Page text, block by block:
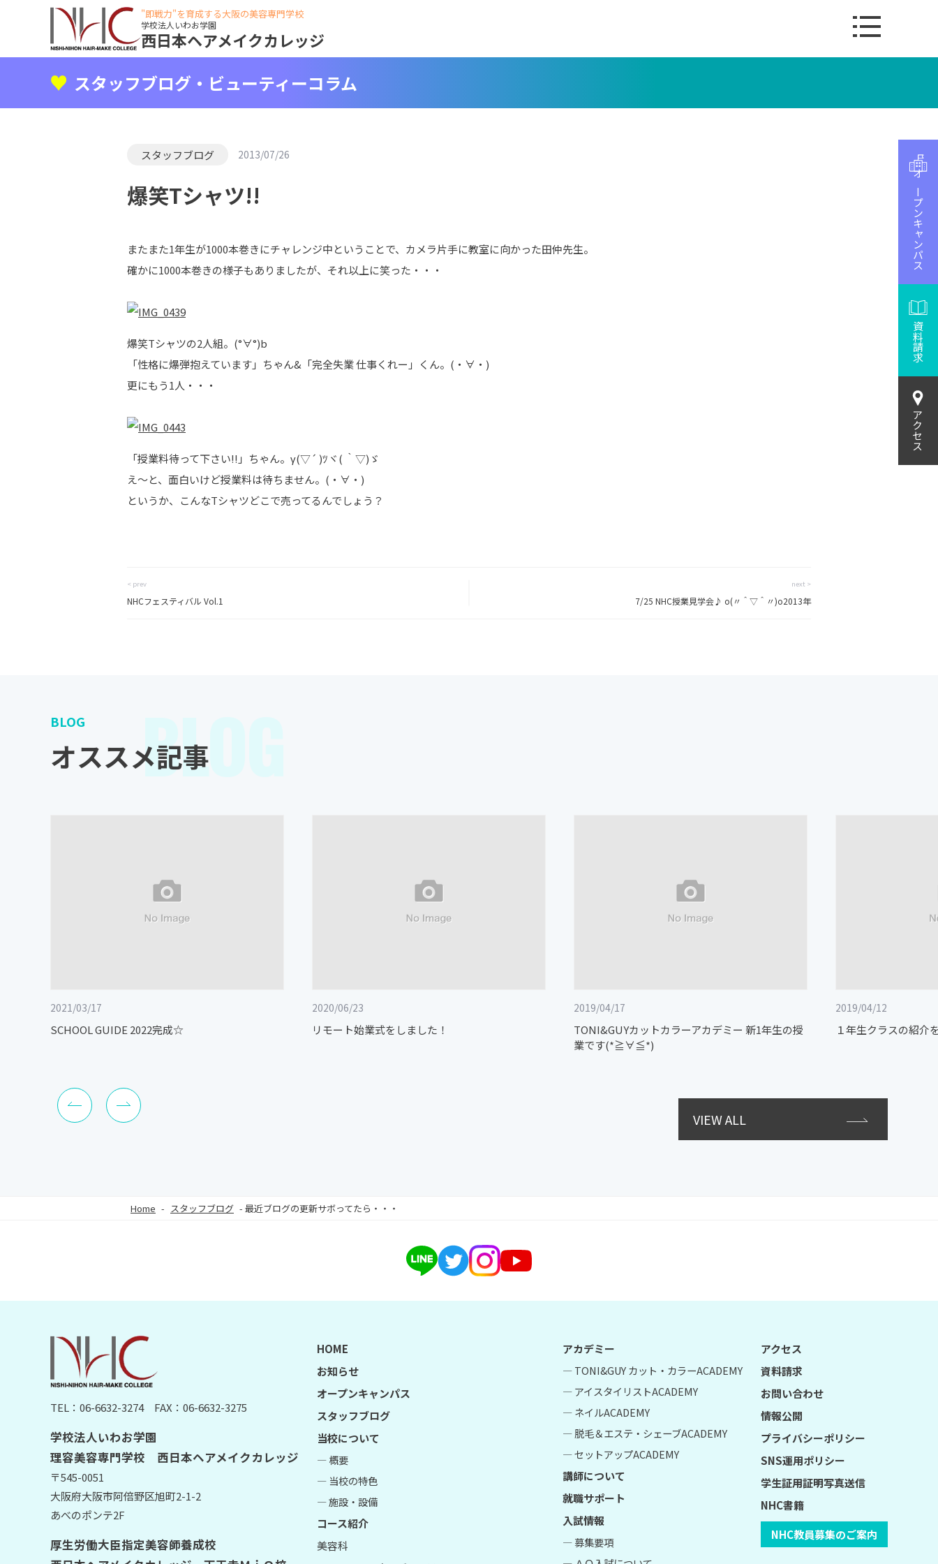
"即戦力"を育成する大阪の美容専門学校
学校法人いわお学園
西日本ヘアメイクカレッジ
オープンキャンパス
資料請求
アクセス
スタッフブログ・ビューティーコラム
スタッフブログ 2013/07/26
爆笑Tシャツ!!
またまた1年生が1000本巻きにチャレンジ中ということで、カメラ片手に教室に向かった田仲先生。
確かに1000本巻きの様子もありましたが、それ以上に笑った・・・
爆笑Tシャツの2人組。(°∀°)b
「性格に爆弾抱えています」ちゃん&「完全失業 仕事くれー」くん。(・∀・)
更にもう1人・・・
「授業料待って下さい!!」ちゃん。γ(▽´ )ﾂヾ( ｀▽)ゞ
え～と、面白いけど授業料は待ちません。(・∀・)
というか、こんなTシャツどこで売ってるんでしょう？
< prev
NHCフェスティバル Vol.1
next >
7/25 NHC授業見学会♪ o(〃＾▽＾〃)o2013年
BLOG
オススメ記事
BLOG
2021/03/17
SCHOOL GUIDE 2022完成☆
2020/06/23
リモート始業式をしました！
2019/04/17
TONI&GUYカットカラーアカデミー 新1年生の授
業です(*≧∀≦*)
2019/04/12
１年生クラスの紹介
VIEW ALL
Home - スタッフブログ - 最近ブログの更新サボってたら・・・
TEL：06-6632-3274FAX：06-6632-3275
学校法人いわお学園
理容美容専門学校 西日本ヘアメイクカレッジ
〒545-0051
大阪府大阪市阿倍野区旭町2-1-2
あべのポンテ2F
厚生労働大臣指定美容師養成校
HOME
お知らせ
オープンキャンパス
スタッフブログ
当校について
― 概要
― 当校の特色
― 施設・設備
コース紹介
美容科
アカデミー
― TONI&GUY カット・カラーACADEMY
― アイスタイリストACADEMY
― ネイルACADEMY
― 脱毛＆エステ・シェーブACADEMY
― セットアップACADEMY
講師について
就職サポート
入試情報
― 募集要項
アクセス
資料請求
お問い合わせ
情報公開
プライバシーポリシー
SNS運用ポリシー
学生証用証明写真送信
NHC書籍
NHC教員募集のご案内